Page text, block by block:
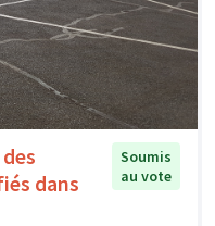
dans
Soumis
au vote